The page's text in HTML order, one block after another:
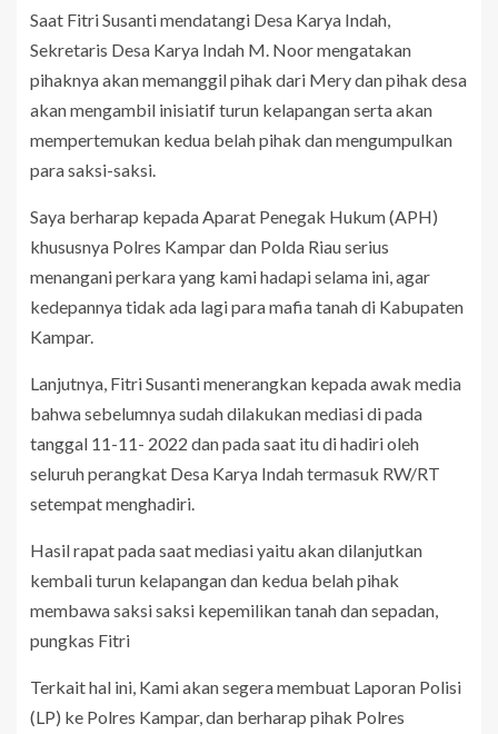
Saat Fitri Susanti mendatangi Desa Karya Indah,
Sekretaris Desa Karya Indah M. Noor mengatakan
pihaknya akan memanggil pihak dari Mery dan pihak desa
akan mengambil inisiatif turun kelapangan serta akan
mempertemukan kedua belah pihak dan mengumpulkan
para saksi-saksi.
Saya berharap kepada Aparat Penegak Hukum (APH)
khususnya Polres Kampar dan Polda Riau serius
menangani perkara yang kami hadapi selama ini, agar
kedepannya tidak ada lagi para mafia tanah di Kabupaten
Kampar.
Lanjutnya, Fitri Susanti menerangkan kepada awak media
bahwa sebelumnya sudah dilakukan mediasi di pada
tanggal 11-11- 2022 dan pada saat itu di hadiri oleh
seluruh perangkat Desa Karya Indah termasuk RW/RT
setempat menghadiri.
Hasil rapat pada saat mediasi yaitu akan dilanjutkan
kembali turun kelapangan dan kedua belah pihak
membawa saksi saksi kepemilikan tanah dan sepadan,
pungkas Fitri
Terkait hal ini, Kami akan segera membuat Laporan Polisi
(LP) ke Polres Kampar, dan berharap pihak Polres